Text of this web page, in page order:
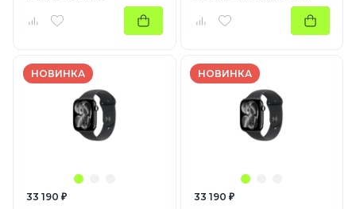
НОВИНКА
33 190 ₽
НОВИНКА
33 190 ₽